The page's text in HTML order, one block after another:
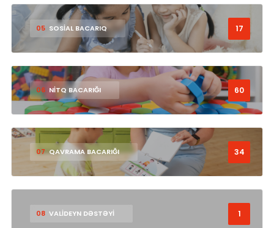
05 SOSİAL BACARIQ 17
06 NİTQ BACARIĞI 60
07 QAVRAMA BACARIĞI 34
08 VALİDEYN DƏSTƏYİ 1